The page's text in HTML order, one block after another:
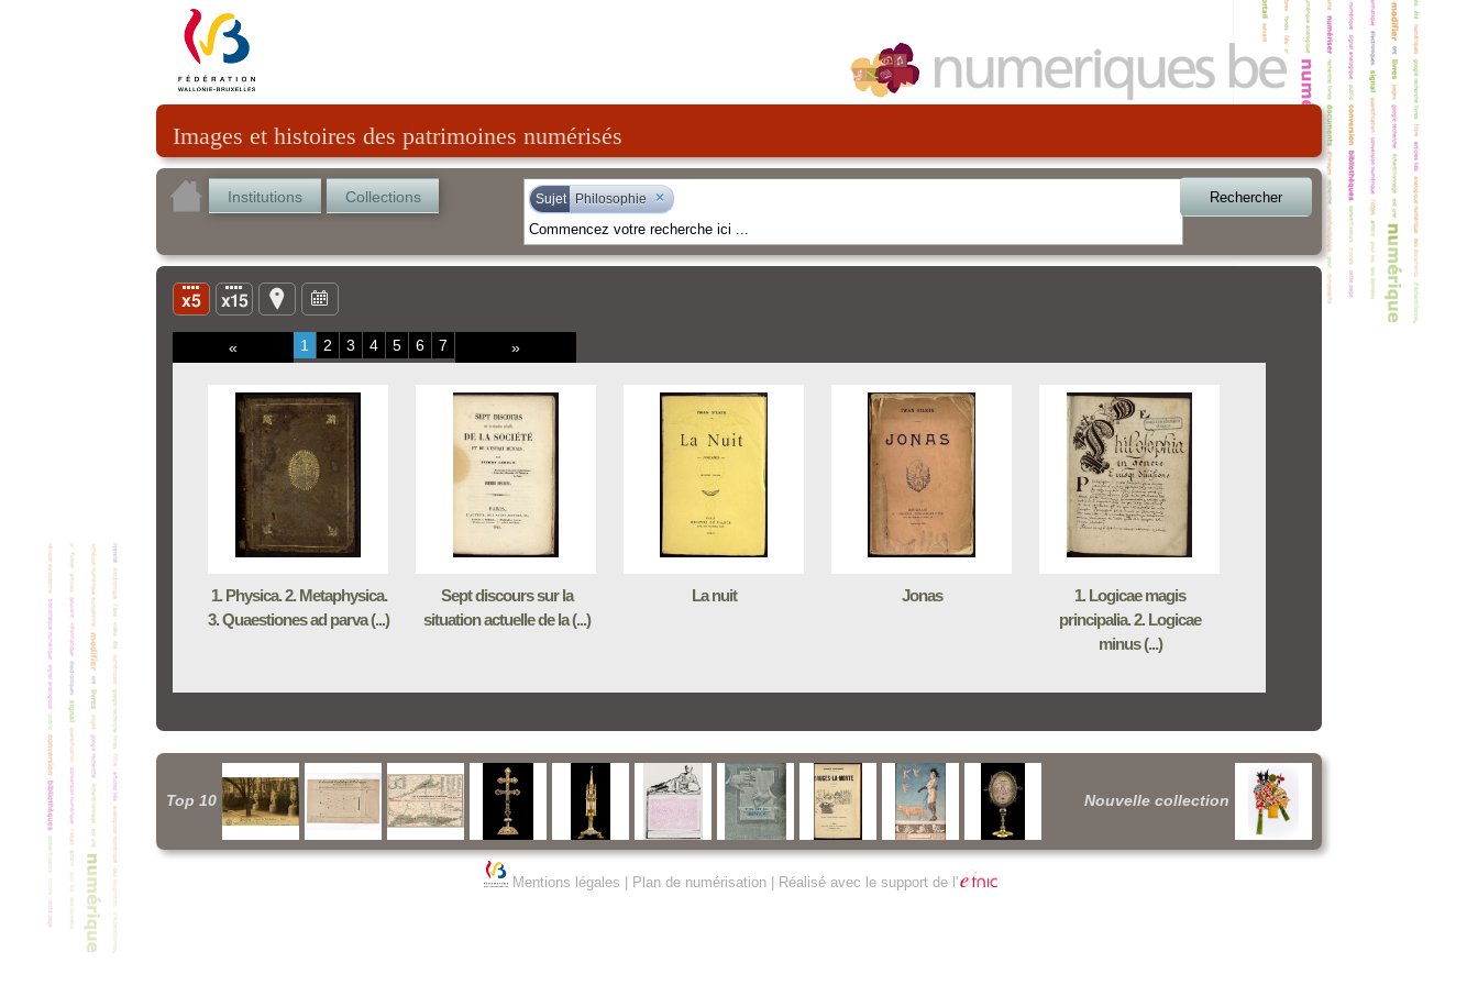
Images et histoires des patrimoines numérisés
Institutions Collections Sujet Philosophie × Rechercher
« 1 2 3 4 5 6 7 »
1. Physica. 2. Metaphysica.
3. Quaestiones ad parva (...)
Sept discours sur la
situation actuelle de la (...)
La nuit Jonas
1. Logicae magis
principalia. 2. Logicae
minus (...)
Top 10 Nouvelle collection
Mentions légales Plan de numérisation| Réalisé avec le support de l'